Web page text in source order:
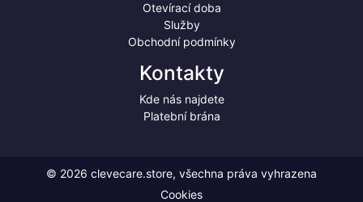
Otevírací doba
Služby
Obchodní podmínky
Kontakty
Kde nás najdete
Platební brána
© 2026 clevecare.store, všechna práva vyhrazena
Cookies